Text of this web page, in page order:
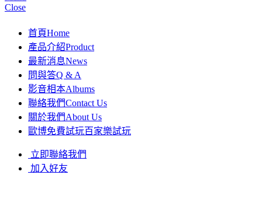
Close
首頁Home
產品介紹Product
最新消息News
問與答Q & A
影音相本Albums
聯絡我們Contact Us
關於我們About Us
歐博免費試玩百家樂試玩
立即聯絡我們
加入好友